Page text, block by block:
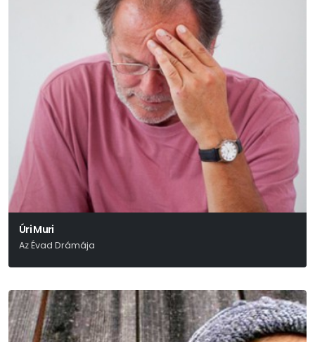
Úri Muri
Az Évad Drámája